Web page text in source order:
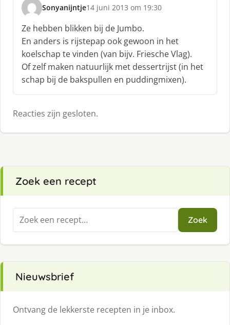
Sonyanijntje
s
c
h
r
e
e
f
14 juni 2013 om 19:30
Ze hebben blikken bij de Jumbo.
En anders is rijstepap ook gewoon in het
koelschap te vinden (van bijv. Friesche Vlag).
Of zelf maken natuurlijk met dessertrijst (in het
schap bij de bakspullen en puddingmixen).
Reacties zijn gesloten.
Zoek een recept
Zoeken
naar:
Zoek
Nieuwsbrief
Ontvang de lekkerste recepten in je inbox.